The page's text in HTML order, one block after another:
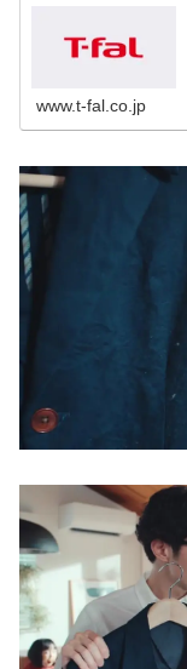
www.t-fal.co.jp